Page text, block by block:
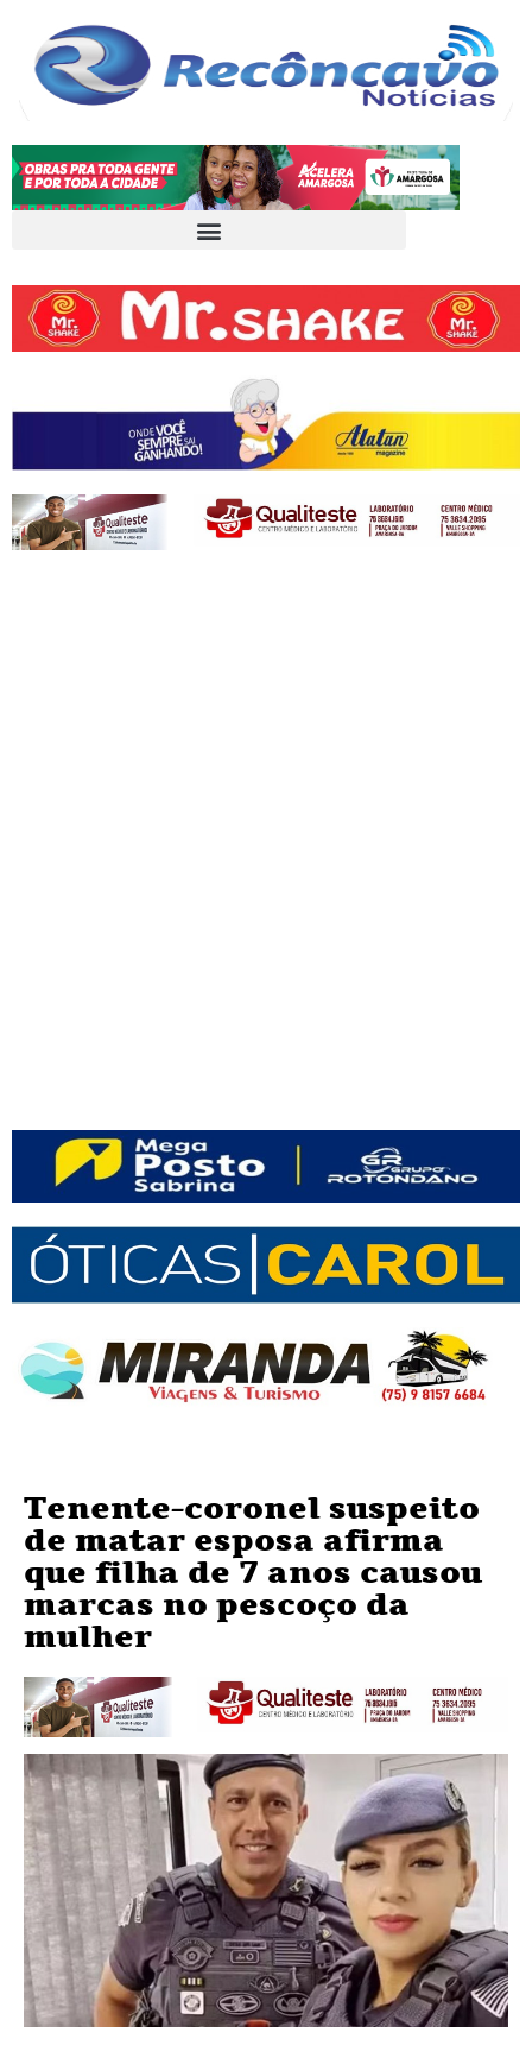
Tenente-coronel suspeito
de matar esposa afirma
que filha de 7 anos causou
marcas no pescoço da
mulher